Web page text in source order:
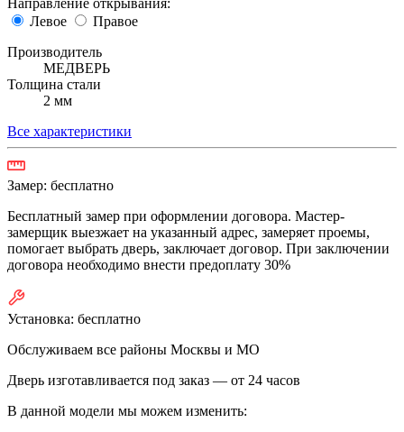
Направление открывания:
Левое
Правое
Производитель
МЕДВЕРЬ
Толщина стали
2 мм
Все характеристики
Замер: бесплатно
Бесплатный замер при оформлении договора. Мастер-
замерщик выезжает на указанный адрес, замеряет проемы,
помогает выбрать дверь, заключает договор. При заключении
договора необходимо внести предоплату 30%
Установка: бесплатно
Обслуживаем все районы Москвы и МО
Дверь изготавливается под заказ — от 24 часов
В данной модели мы можем изменить: